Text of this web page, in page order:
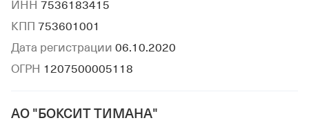
ИНН 7536183415
КПП 753601001
Дата регистрации 06.10.2020
ОГРН 1207500005118
АО "БОКСИТ ТИМАНА"